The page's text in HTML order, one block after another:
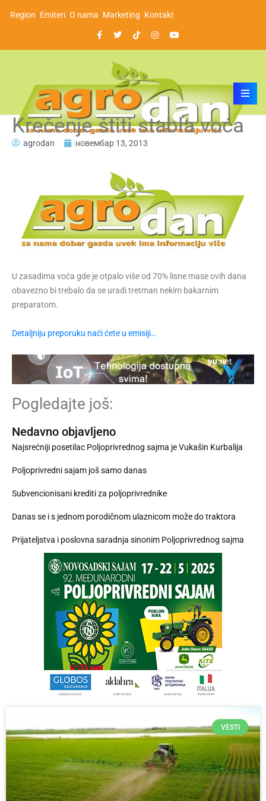
Region Emiteri O nama Marketing Kontakt
Krečenje štiti stabla voća
agrodan новембар 13, 2013
U zasadima voća gde je otpalo više od 70% lisne mase ovih dana
obavezno bi trebalo da se uradi tretman nekim bakarnim
preparatom.
Detaljniju preporuku naći ćete u emisiji…
Pogledajte još:
Nedavno objavljeno
Najsrećniji posetilac Poljoprivrednog sajma je Vukašin Kurbalija
Poljoprivredni sajam još samo danas
Subvencionisani krediti za poljoprivrednike
Danas se i s jednom porodičnom ulaznicom može do traktora
Prijateljstva i poslovna saradnja sinonim Poljoprivrednog sajma
VESTI